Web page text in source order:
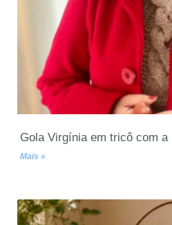
Gola Virgínia em tricô com a
Mais »